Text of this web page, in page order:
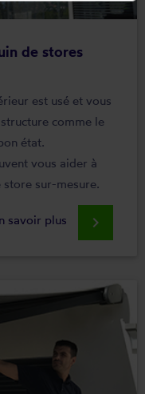
de stores
est usé et vous
comme le
état.
vous aider à
sur-mesure.
savoir plus keyboard_arrow_right